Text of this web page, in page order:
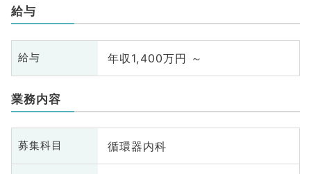
給与
給与 年収1,400万円 ～
業務内容
募集科目 循環器内科